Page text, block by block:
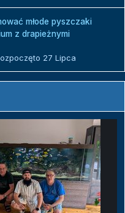
młode pyszczaki
z drapieżnymi
27 Lipca